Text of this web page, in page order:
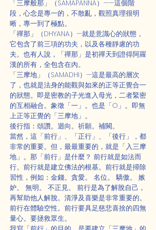
「三摩般那」（SAMAPANNA）——這個階
段，心念是專一的，不散亂，觀照真理很明
晰，專一到了極點。
「禪那」（DHYANA）—就是意識心的狀態，
它包含了前三項的功夫，以及各種靜慮的功
夫。也有人說，「禪那」是初禪天到證得阿羅
漢的所有，全包含在內。
「三摩地」（SAMADHI）—這是最高的層次
了，也就是法身的能觀與如來的正等正覺合一
的狀態。即是密教的子光進入母光，二者緊密
的互相融合。象徵「一」。也是「O」。即無
上正等正覺的「三摩地」。
後行指：頌讚。迴向。祈願。補闕。
當然，這「前行」、「正行」、「後行」，都
非常的重要。但，最最重要的，就是「入三摩
地」。那「前行」是什麼？ 前行就是如法而
行。前行就是建立佛法的根基。前行就是掃除
習性，例如：金錢。貪愛。 名位。 驕傲。 嫉
妒。 無明。 不正見。 前行是為了解脫自己，
再幫助他人解脫。清淨及喜樂是非常重要的。
前行在體驗空性。前行要具足慈悲喜捨的四無
量心。要拯救眾生。